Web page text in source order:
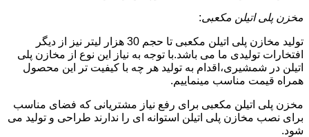
مخزن پلی اتیلن مکعبی:
تولید مخازن پلی اتیلن مکعبی تا حجم 30 هزار لیتر نیز از دیگر
افتخارات تولیدی ما می باشد.با توجه به نیاز این نوع از مخازن پلی
اتیلن در شمشیری،اقدام به تولید هر چه با کیفیت تر این محصول
همراه قیمت مناسب مینماییم.
مخزن پلی اتیلن مکعبی برای رفع نیاز مشتریانی که فضای مناسب
برای نصب مخازن پلی اتیلن استوانه ای را ندارند طراحی و تولید می
شود.